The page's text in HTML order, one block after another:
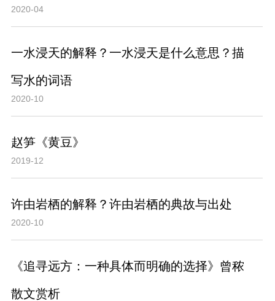
2020-04
一水浸天的解释？一水浸天是什么意思？描
写水的词语
2020-10
赵笋《黄豆》
2019-12
许由岩栖的解释？许由岩栖的典故与出处
2020-10
《追寻远方：一种具体而明确的选择》曾秾
散文赏析